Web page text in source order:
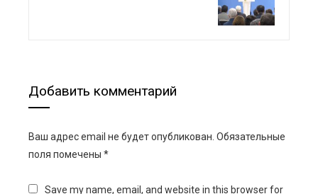
Добавить комментарий
Ваш адрес email не будет опубликован. Обязательные
поля помечены *
Save my name, email, and website in this browser for